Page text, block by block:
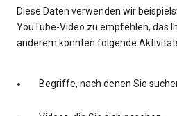
Diese Daten verwenden wir
YouTube-Video zu empfehlen, das
anderem könnten folgende
Begriffe, nach denen Sie